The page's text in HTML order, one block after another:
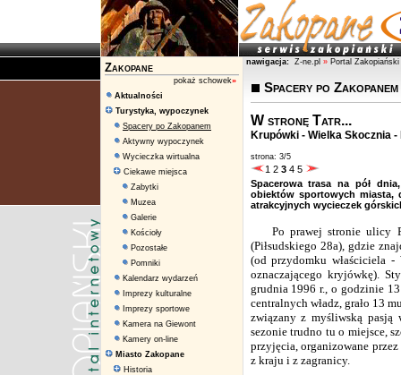
Zakopane
pokaż schowek»
Aktualności
Turystyka, wypoczynek
Spacery po Zakopanem
Aktywny wypoczynek
Wycieczka wirtualna
Ciekawe miejsca
Zabytki
Muzea
Galerie
Kościoły
Pozostałe
Pomniki
Kalendarz wydarzeń
Imprezy kulturalne
Imprezy sportowe
Kamera na Giewont
Kamery on-line
Miasto Zakopane
Historia
nawigacja: Z-ne.pl » Portal Zakopiański
Spacery po Zakopanem
W stronę Tatr...
Krupówki - Wielka Skocznia -
strona: 3/5
1 2 3 4 5
Spacerowa trasa na pół
obiektów sportowych miasta,
atrakcyjnych wycieczek
Po prawej stronie ulicy
(Piłsudskiego 28a), gdzie
(od przydomku właściciela -
oznaczającego kryjówkę).
grudnia 1996 r., o godzinie
centralnych władz, grało 13
związany z myśliwską pasją
sezonie trudno tu o miejsce,
przyjęcia, organizowane
z kraju i z zagranicy.